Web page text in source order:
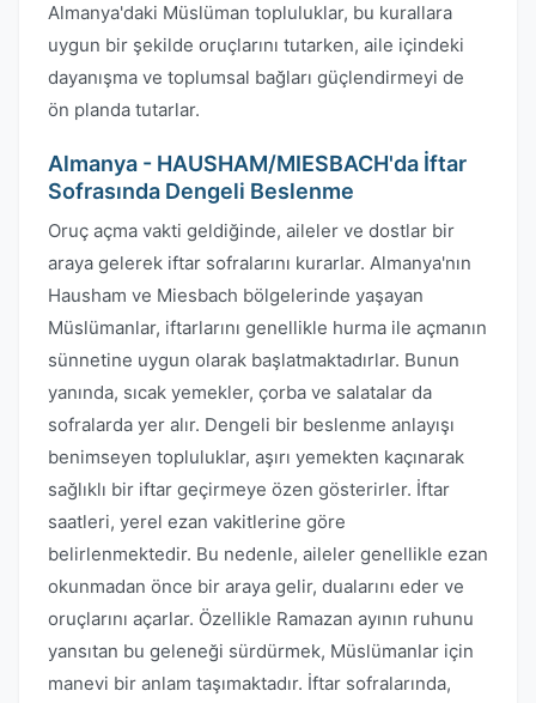
Almanya'daki Müslüman topluluklar, bu kurallara
uygun bir şekilde oruçlarını tutarken, aile içindeki
dayanışma ve toplumsal bağları güçlendirmeyi de
ön planda tutarlar.
Almanya - HAUSHAM/MIESBACH'da İftar
Sofrasında Dengeli Beslenme
Oruç açma vakti geldiğinde, aileler ve dostlar bir
araya gelerek iftar sofralarını kurarlar. Almanya'nın
Hausham ve Miesbach bölgelerinde yaşayan
Müslümanlar, iftarlarını genellikle hurma ile açmanın
sünnetine uygun olarak başlatmaktadırlar. Bunun
yanında, sıcak yemekler, çorba ve salatalar da
sofralarda yer alır. Dengeli bir beslenme anlayışı
benimseyen topluluklar, aşırı yemekten kaçınarak
sağlıklı bir iftar geçirmeye özen gösterirler. İftar
saatleri, yerel ezan vakitlerine göre
belirlenmektedir. Bu nedenle, aileler genellikle ezan
okunmadan önce bir araya gelir, dualarını eder ve
oruçlarını açarlar. Özellikle Ramazan ayının ruhunu
yansıtan bu geleneği sürdürmek, Müslümanlar için
manevi bir anlam taşımaktadır. İftar sofralarında,